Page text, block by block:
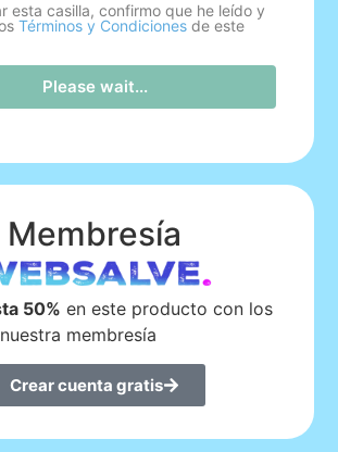
esta casilla, confirmo que he leído y
Términos y Condiciones de este
Please wait...
Membresía
50% en este producto con los
membresía
Crear cuenta gratis